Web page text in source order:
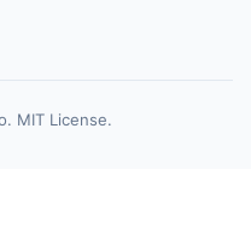
MIT License.